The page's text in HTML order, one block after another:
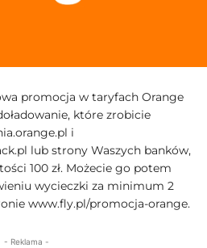
promocja w taryfach Orange
które zrobicie
i
lub strony Waszych banków,
100 zł. Możecie go potem
wycieczki za minimum 2
www.fly.pl/promocja-orange.
- Reklama -